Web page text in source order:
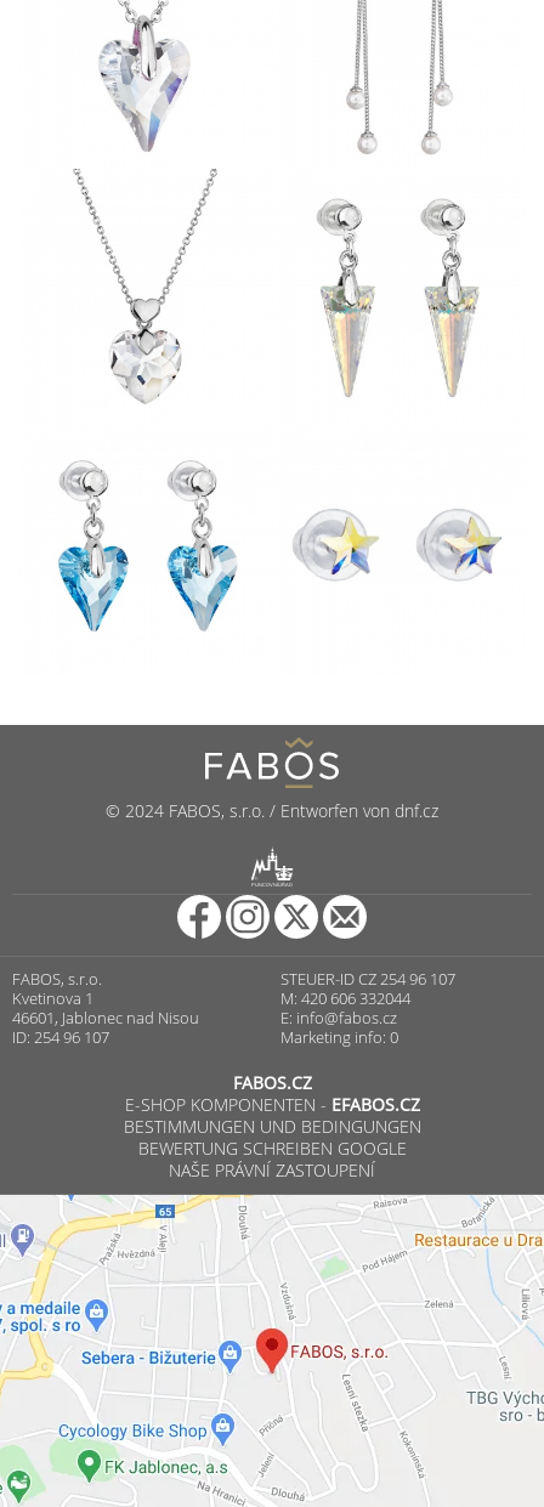
© 2024 FABOS, s.r.o. / Entworfen von dnf.cz
PUNCOVNÍ ÚŘAD
FABOS, s.r.o.
Kvetinova 1
46601, Jablonec nad Nisou
ID: 254 96 107
STEUER-ID CZ 254 96 107
M: 420 606 332044
E: info@fabos.cz
Marketing info: 0
FABOS.CZ
E-SHOP KOMPONENTEN - EFABOS.CZ
BESTIMMUNGEN UND BEDINGUNGEN
BEWERTUNG SCHREIBEN GOOGLE
NAŠE PRÁVNÍ ZASTOUPENÍ